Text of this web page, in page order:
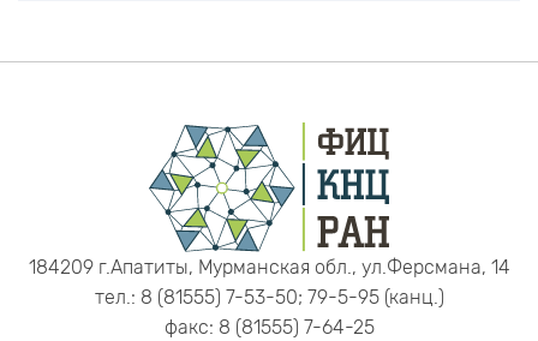
184209 г.Апатиты, Мурманская обл., ул.Ферсмана, 14
тел.: 8 (81555) 7-53-50; 79-5-95 (канц.)
факс: 8 (81555) 7-64-25